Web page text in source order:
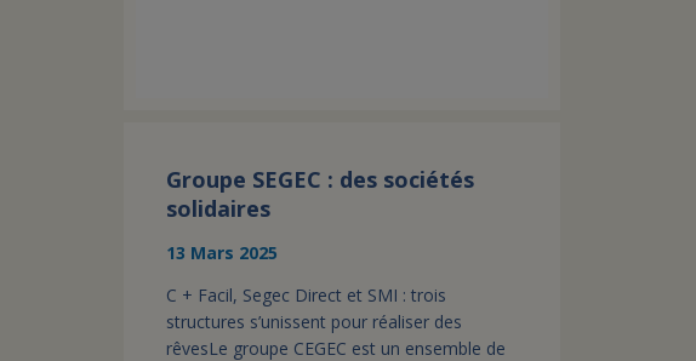
Groupe SEGEC : des sociétés
solidaires
13 Mars 2025
C + Facil, Segec Direct et SMI : trois
structures s’unissent pour réaliser des
rêvesLe groupe CEGEC est un ensemble de